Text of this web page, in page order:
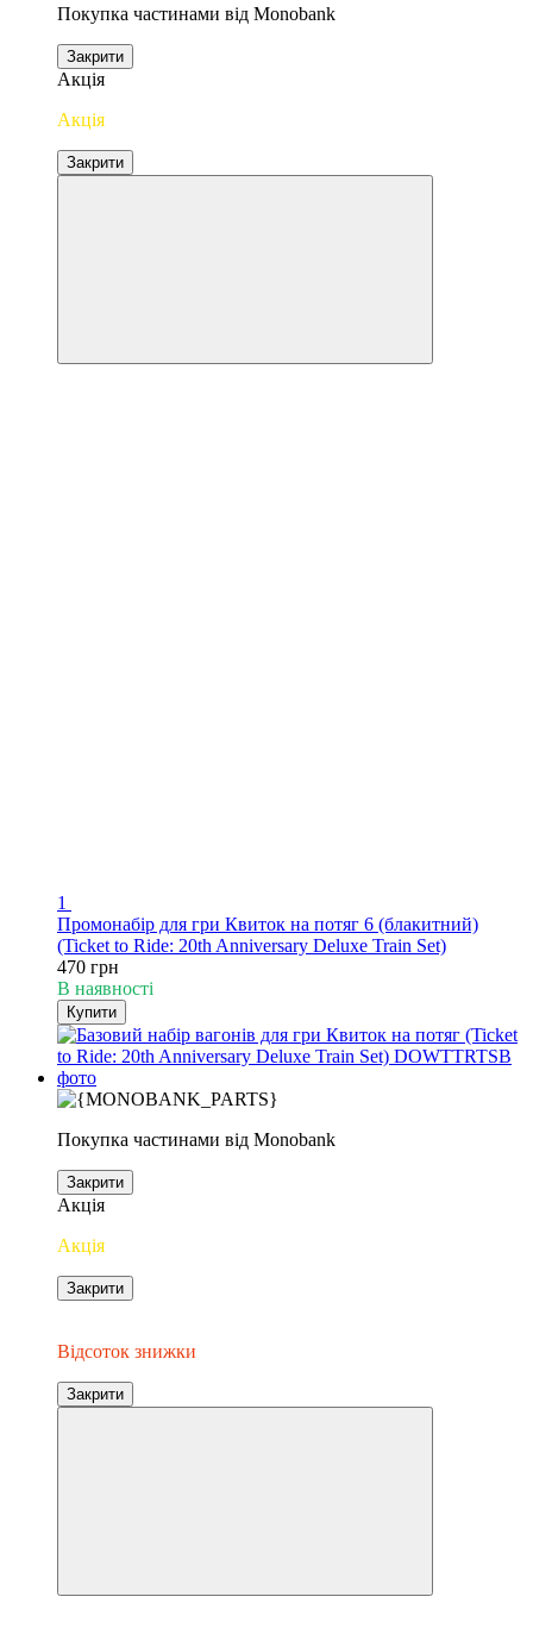
Покупка частинами від Monobank
Закрити
Акція
Акція
Закрити
1
Промонабір для гри Квиток на потяг 6 (блакитний)
(Ticket to Ride: 20th Anniversary Deluxe Train Set)
470 грн
В наявності
Купити
Покупка частинами від Monobank
Закрити
Акція
Акція
Закрити
Відсоток знижки
Закрити